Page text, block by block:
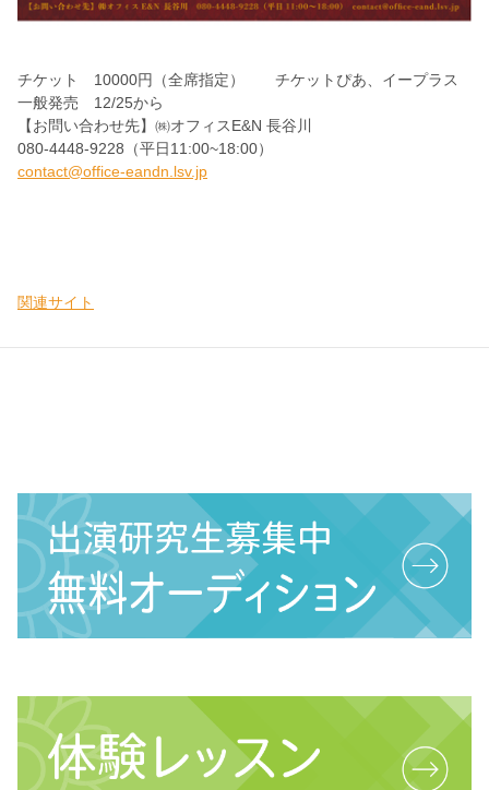
チケット 10000円（全席指定） チケットぴあ、イープラス
一般発売 12/25から
【お問い合わせ先】㈱オフィスE&N 長谷川
080-4448-9228（平日11:00~18:00）
contact@office-eandn.lsv.jp
関連サイト